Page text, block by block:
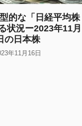
的な「日経平均株
状況ー2023年11月
の日本株
年11月16日